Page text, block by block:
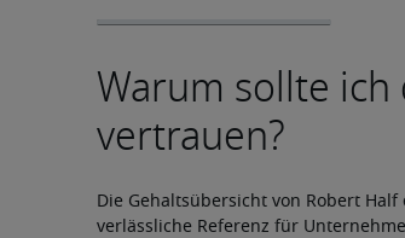
Die Gehaltsübersicht von Robert
verlässliche Referenz für